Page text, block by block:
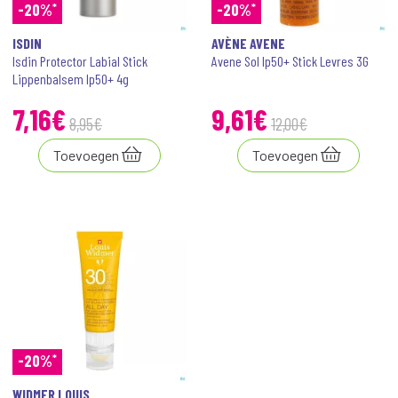
-20%*
ISDIN
Isdin Protector Labial Stick
Lippenbalsem Ip50+ 4g
7,16€ 8,95€
Toevoegen
-20%*
AVÈNE AVENE
Avene Sol Ip50+ Stick Levres 3G
9,61€ 12,00€
Toevoegen
-20%*
WIDMER LOUIS